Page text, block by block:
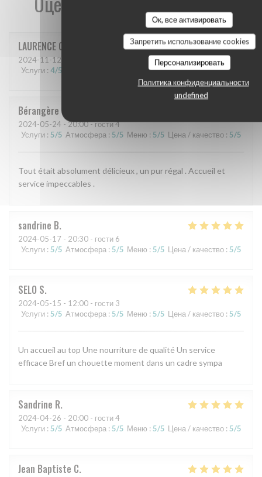
Ок, все активировать
Запретить использование cookies
Персонализировать
Политика конфиденциальности
undefined
LAURENCE C
2024-11-12
Услуги : 4/5 :4/5 Цена / качество:4
Bérangère V
2024-05-24 - 20:00 - гости 4
Услуги : 5/5 Атмосфера : 5/5 Меню : 5/5 Цена / качество : 5/5
Tout était absolument délicieux , un pur régal . Accueil et
service impeccables .
sandrine B
2024-05-17 - 20:30 - гости 6
Услуги : 5/5 Атмосфера : 5/5 Меню : 5/5 Цена / качество : 5/5
SELO S
2024-05-15 - 12:00 - гости 3
Услуги : 5/5 Атмосфера : 5/5 Меню : 5/5 Цена / качество : 5/5
Un accueil au top Une nourriture de qualité Un service
efficace Bref un chouette moment dans un cadre sympa
Sandrine R
2024-04-26 - 20:00 - гости 4
Услуги : 5/5 Атмосфера : 5/5 Меню : 5/5 Цена / качество : 5/5
Jean Baptiste C